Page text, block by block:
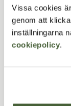
Vissa cookies
genom att
inställningarna
cookiepolicy.
Under årets
Light göra det
ljuset ger en
belysning även
Genom att